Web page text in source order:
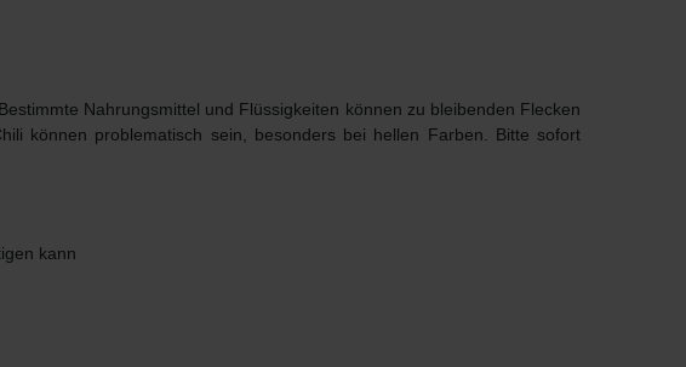
Bestimmte Nahrungsmittel und Flüssigkeiten können zu bleibenden Flecken
können problematisch sein, besonders bei hellen Farben. Bitte sofort
kann